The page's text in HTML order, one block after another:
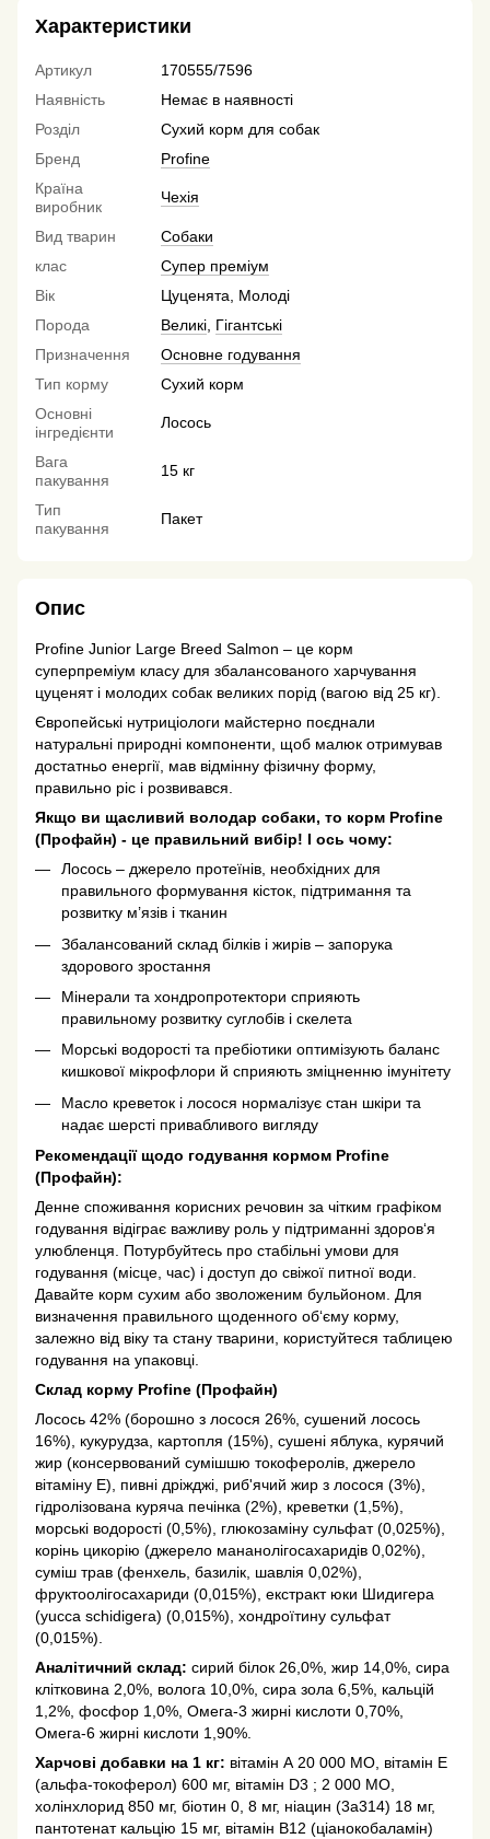
Характеристики
Артикул
170555/7596
Наявність
Немає в наявності
Розділ
Сухий корм для собак
Бренд
Profine
Країна
виробник
Чехія
Вид тварин
Собаки
клас
Супер преміум
Вік
Цуценята, Молоді
Порода
Великі Гігантські
Призначення
Основне годування
Тип корму
Сухий корм
Основні
інгредієнти
Лосось
Вага
пакування
15 кг
Тип
пакування
Пакет
Опис
Profine Junior Large Breed Salmon – це корм
суперпреміум класу для збалансованого харчування
цуценят і молодих собак великих порід (вагою від 25 кг).
Європейські нутриціологи майстерно поєднали
натуральні природні компоненти, щоб малюк отримував
достатньо енергії, мав відмінну фізичну форму,
правильно ріс і розвивався.
Якщо ви щасливий володар собаки, то корм Profine
(Профайн) - це правильний вибір! І ось чому:
Лосось – джерело протеїнів, необхідних для
правильного формування кісток, підтримання та
розвитку м’язів і тканин
Збалансований склад білків і жирів – запорука
здорового зростання
Мінерали та хондропротектори сприяють
правильному розвитку суглобів і скелета
Морські водорості та пребіотики оптимізують баланс
кишкової мікрофлори й сприяють зміцненню імунітету
Масло креветок і лосося нормалізує стан шкіри та
надає шерсті привабливого вигляду
Рекомендації щодо годування кормом Profine
(Профайн):
Денне споживання корисних речовин за чітким графіком
годування відіграє важливу роль у підтриманні здоров‘я
улюбленця. Потурбуйтесь про стабільні умови для
годування (місце, час) і доступ до свіжої питної води.
Давайте корм сухим або зволоженим бульйоном. Для
визначення правильного щоденного об‘єму корму,
залежно від віку та стану тварини, користуйтеся таблицею
годування на упаковці.
Склад корму Profine (Профайн)
Лосось 42% (борошно з лосося 26%, сушений лосось
16%), кукурудза, картопля (15%), сушені яблука, курячий
жир (консервований сумішшю токоферолів, джерело
вітаміну Е), пивні дріжджі, риб'ячий жир з лосося (3%),
гідролізована куряча печінка (2%), креветки (1,5%),
морські водорості (0,5%), глюкозаміну сульфат (0,025%),
корінь цикорію (джерело мананолігосахаридів 0,02%),
суміш трав (фенхель, базилік, шавлія 0,02%),
фруктоолігосахариди (0,015%), екстракт юки Шидигера
(yucca schidigera) (0,015%), хондроїтину сульфат
(0,015%).
Аналітичний склад: сирий білок 26,0%, жир 14,0%, сира
клітковина 2,0%, волога 10,0%, сира зола 6,5%, кальцій
1,2%, фосфор 1,0%, Омега-3 жирні кислоти 0,70%,
Омега-6 жирні кислоти 1,90%.
Харчові добавки на 1 кг: вітамін А 20 000 MО, вітамін E
(альфа-токоферол) 600 мг, вітамін D3 ; 2 000 MО,
холінхлорид 850 мг, біотин 0, 8 мг, ніацин (3a314) 18 мг,
пантотенат кальцію 15 мг, вітамін В12 (ціанокобаламін)